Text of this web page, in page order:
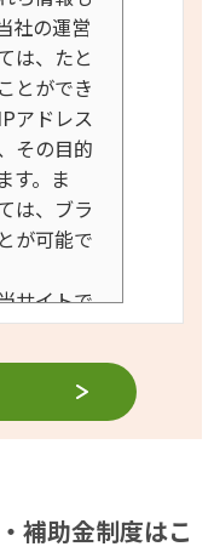
社の運営
は、たと
とができ
アドレス
その目的
。 ま
は、ブラ
が可能で
サイトで
管理・運
録を行な
レス
した障害
いて】当
補助金制度はこ